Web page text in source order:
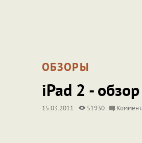
ОБЗОРЫ
iPad 2 - обзор
15.03.2011 51930